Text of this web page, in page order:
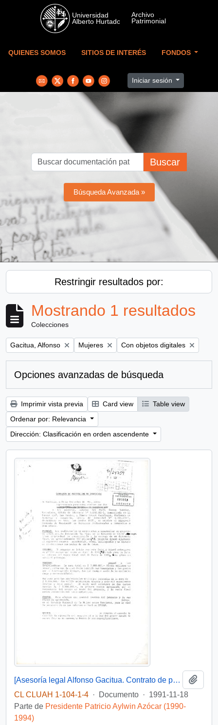
Skip to main content
QUIENES SOMOS SITIOS DE INTERÉS FONDOS
Iniciar sesión
Buscar
Búsqueda Avanzada »
Restringir resultados por:
Mostrando 1 resultados
Colecciones
Remove filter:
Gacitua, Alfonso Remove filter:
Mujeres Remove filter:
Con objetos digitales
Opciones avanzadas de búsqueda
Imprimir vista previa Card view
Table view
Ordenar por: Relevancia
Dirección: Clasificación en orden ascendente
[Asesoría legal Alfonso Gacitua. Contrato de prestación de servicios]
CL CLUAH 1-104-1-4 · Documento · 1991-11-18
Parte de Presidente Patricio Aylwin Azócar (1990-
1994)